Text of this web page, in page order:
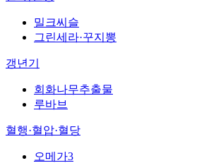
밀크씨슬
그린세라·꾸지뽕
갱년기
회화나무추출물
루바브
혈행·혈압·혈당
오메가3